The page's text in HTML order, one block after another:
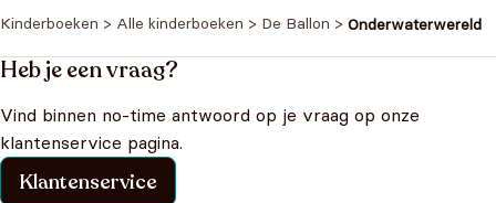
Kinderboeken > Alle kinderboeken > De Ballon > Onderwaterwereld
Heb je een vraag?
Vind binnen no-time antwoord op je vraag op onze
klantenservice pagina.
Klantenservice